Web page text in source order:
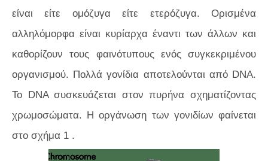
είναι είτε ομόζυγα είτε ετερόζυγα. Ορισμένα
αλληλόμορφα είναι κυρίαρχα έναντι των άλλων και
καθορίζουν τους φαινότυπους ενός συγκεκριμένου
οργανισμού. Πολλά γονίδια αποτελούνται από DNA.
Το DNA συσκευάζεται στον πυρήνα σχηματίζοντας
χρωμοσώματα. Η οργάνωση των γονιδίων φαίνεται
στο σχήμα 1 .